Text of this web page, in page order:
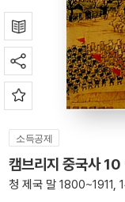
소득공제
캠브리지 중국사
청 제국 말 1800~1911,